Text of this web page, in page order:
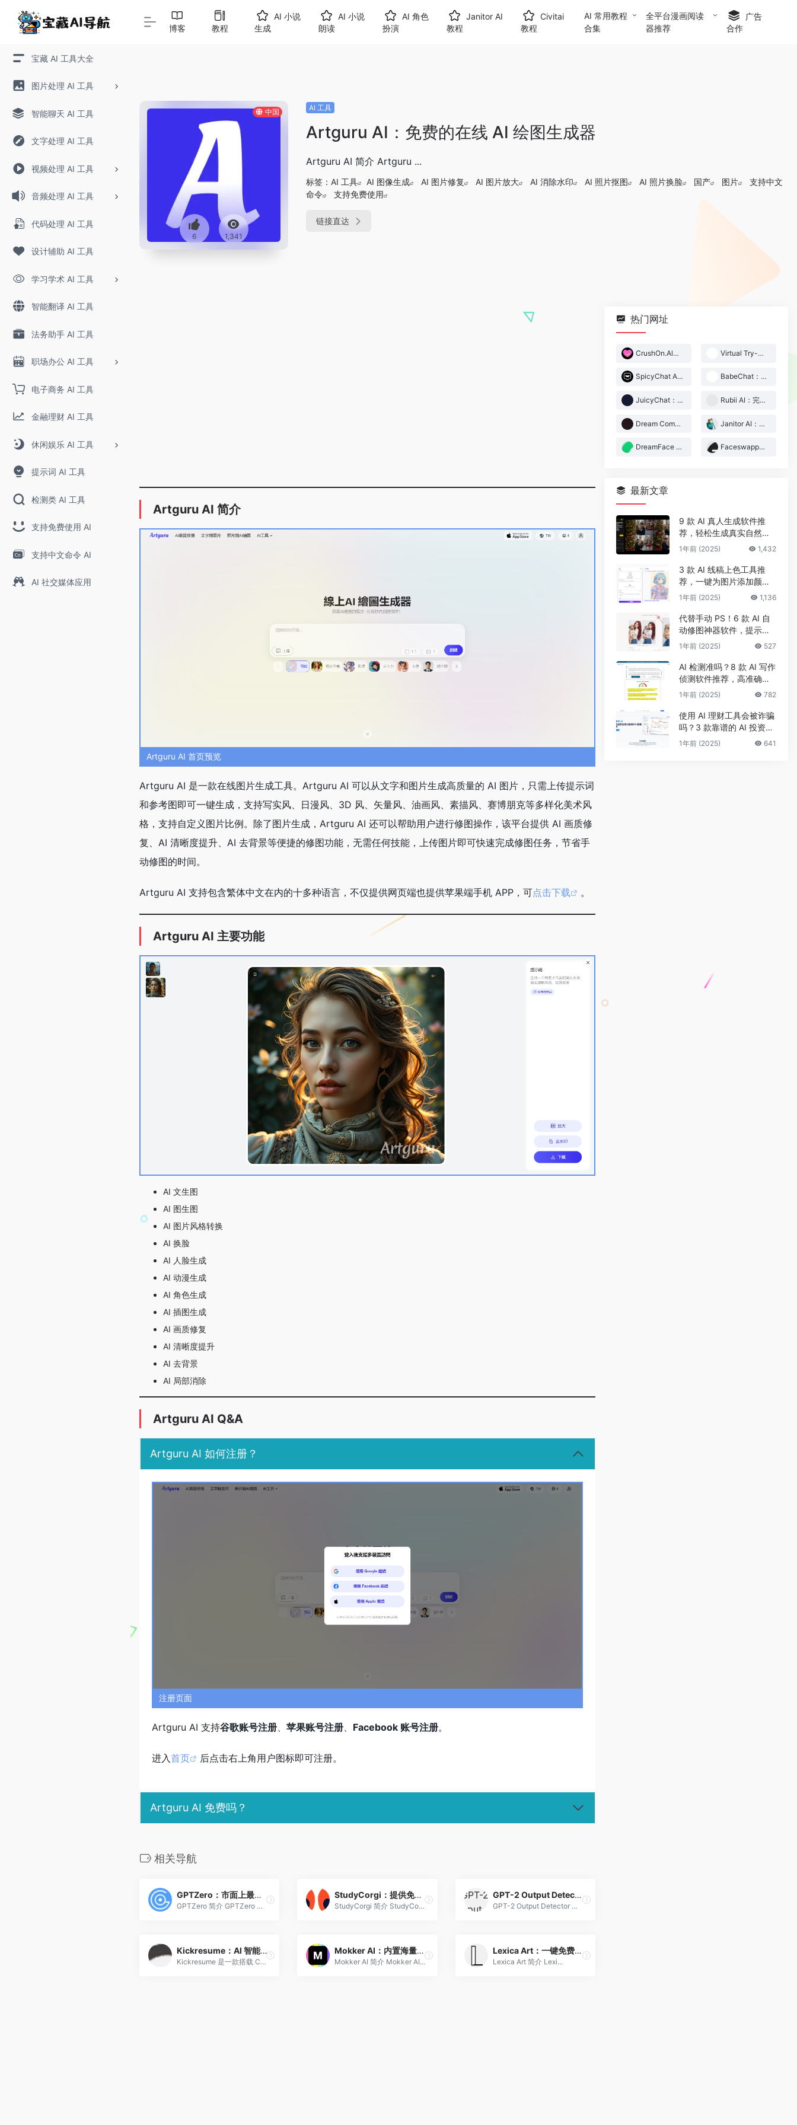
宝藏 AI 工具大全
图片处理 AI 工具
智能聊天 AI 工具
文字处理 AI 工具
视频处理 AI 工具
音频处理 AI 工具
代码处理 AI 工具
设计辅助 AI 工具
学习学术 AI 工具
智能翻译 AI 工具
法务助手 AI 工具
职场办公 AI 工具
电子商务 AI 工具
金融理财 AI 工具
休闲娱乐 AI 工具
提示词 AI 工具
检测类 AI 工具
支持免费使用 AI
支持中文命令 AI
AI 社交媒体应用
博客 教程
AI 小说
生成
AI 小说
朗读
AI 角色
扮演
Janitor AI
教程
Civitai
教程
AI 常用教程
合集
全平台漫画阅读
器推荐
广告
合作
中国
6 1,341
AI 工具
Artguru AI：免费的在线 AI 绘图生成器
Artguru AI 简介 Artguru ...
标签： AI 工具 AI 图像生成 AI 图片修复 AI 图片放大 AI 消除水印 AI 照片抠图 AI 照片换脸 国产 图片
支持中文
命令
支持免费使用
链接直达
Artguru AI 简介
Artguru AI 首页预览
Artguru AI 是一款在线图片生成工具。Artguru AI 可以从文字和图片生成高质量的 AI 图片，只需上传提示词
和参考图即可一键生成，支持写实风、日漫风、3D 风、矢量风、油画风、素描风、赛博朋克等多样化美术风
格，支持自定义图片比例。除了图片生成，Artguru AI 还可以帮助用户进行修图操作，该平台提供 AI 画质修
复、AI 清晰度提升、AI 去背景等便捷的修图功能，无需任何技能，上传图片即可快速完成修图任务，节省手
动修图的时间。
Artguru AI 支持包含繁体中文在内的十多种语言，不仅提供网页端也提供苹果端手机 APP，可点击下载 。
Artguru AI 主要功能
AI 文生图
AI 图生图
AI 图片风格转换
AI 换脸
AI 人脸生成
AI 动漫生成
AI 角色生成
AI 插图生成
AI 画质修复
AI 清晰度提升
AI 去背景
AI 局部消除
Artguru AI Q&A
Artguru AI 如何注册？
注册页面
Artguru AI 支持谷歌账号注册 苹果账号注册 Facebook 账号注册。
进入首页 后点击右上角用户图标即可注册。
Artguru AI 免费吗？
相关导航
GPTZero：市面上最准确的 AI 检测工具
GPTZero 简介 GPTZero 首...
StudyCorgi：提供免费论文数据库的 AI 论文生成、检测一站式平台
StudyCorgi 简介 StudyCor...
GPT-2 Output Detector：免费极简 AI 内容检测工具
GPT-2 Output Detector 简介 ...
Kickresume：AI 智能生成简历内容，多模板快速制作简历
Kickresume 是一款搭载 ChatGPT 4 的多模板 AI 简历在线生成工具。
Mokker AI：内置海量模版的 AI 商品图生成工具
Mokker AI 简介 Mokker AI...
Lexica Art：一键免费生成 AI 图片
Lexica Art 简介 Lexi...
热门网址
CrushOn.Al：支持中文的无限制 AI 角色扮演、文字 RPG Virtual Try-Off：免费在线虚拟穿衣脱衣工具
SpicyChat AI：支持 500,000+角色的 R18 AI 角色扮演聊天工具 BabeChat：支持中文的高沉浸感 18+ AI 角色扮演、文字冒险 APP
JuicyChat：尺度超大的 NSFW AI 角色聊天扮演 APP Rubii AI：完美支持简体中文的 AI 角色扮演应用
Dream Companion：仅限成人的拟真 AI 伴侣聊天、角色扮演网站 Janitor AI：超人气的 AI 角色扮演软件，无限制18+
DreamFace 一键让你的图片动起来 Faceswapper.ai：免费在线图片、视频 AI 换脸换衣工具
最新文章
9 款 AI 真人生成软件推
荐，轻松生成真实自然的
真人头像和照片
1年前 (2025) 1,432
3 款 AI 线稿上色工具推
荐，一键为图片添加颜
色、改配色
1年前 (2025) 1,136
代替手动 PS！6 款 AI 自
动修图神器软件，提示词
一键修面部、头发及背景
1年前 (2025) 527
AI 检测准吗？8 款 AI 写作
侦测软件推荐，高准确率
检测 AI 生成及抄袭内容
1年前 (2025) 782
使用 AI 理财工具会被诈骗
吗？3 款靠谱的 AI 投资理
财工具推荐，手把手带你
1年前 (2025) 641